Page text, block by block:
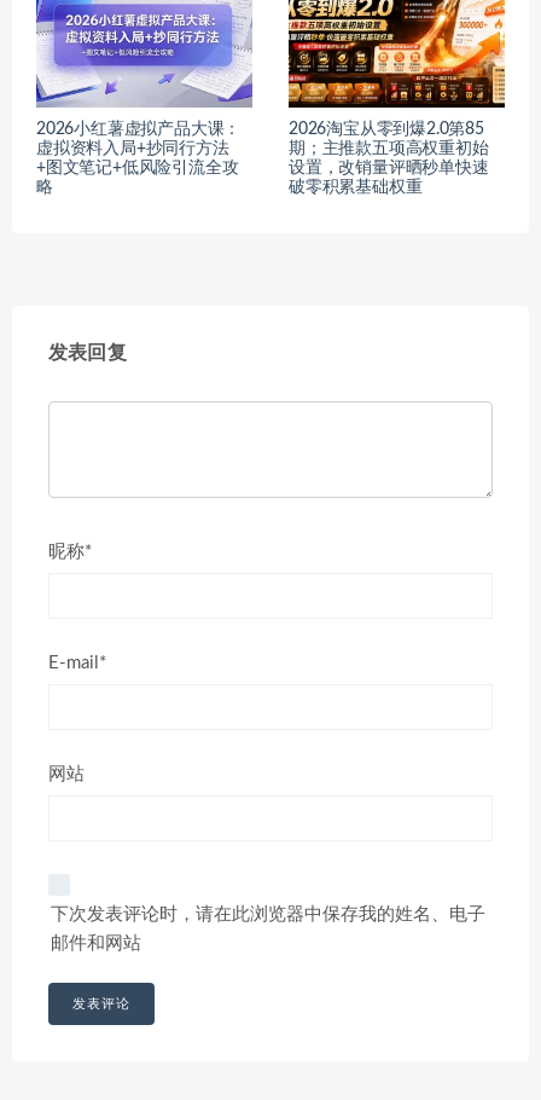
2026小红薯虚拟产品大课：
虚拟资料入局+抄同行方法
+图文笔记+低风险引流全攻
略
2026淘宝从零到爆2.0第85
期；主推款五项高权重初始
设置，改销量评晒秒单快速
破零积累基础权重
发表回复
昵称*
E-mail*
网站
下次发表评论时，请在此浏览器中保存我的姓名、电子
邮件和网站